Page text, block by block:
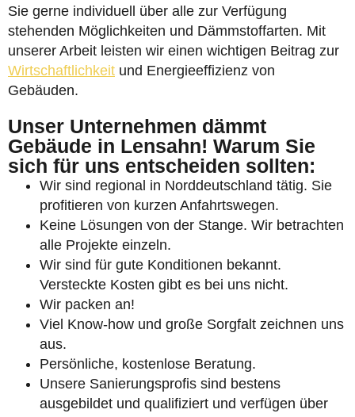
Sie gerne individuell über alle zur Verfügung
stehenden Möglichkeiten und Dämmstoffarten. Mit
unserer Arbeit leisten wir einen wichtigen Beitrag zur
Wirtschaftlichkeit und Energieeffizienz von
Gebäuden.
Unser Unternehmen dämmt
Gebäude in Lensahn! Warum Sie
sich für uns entscheiden sollten:
Wir sind regional in Norddeutschland tätig. Sie
profitieren von kurzen Anfahrtswegen.
Keine Lösungen von der Stange. Wir betrachten
alle Projekte einzeln.
Wir sind für gute Konditionen bekannt.
Versteckte Kosten gibt es bei uns nicht.
Wir packen an!
Viel Know-how und große Sorgfalt zeichnen uns
aus.
Persönliche, kostenlose Beratung.
Unsere Sanierungsprofis sind bestens
ausgebildet und qualifiziert und verfügen über